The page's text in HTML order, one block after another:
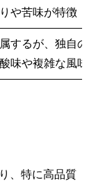
や苦味が特徴
するが、独自の
味や複雑な風味
、特に高品質